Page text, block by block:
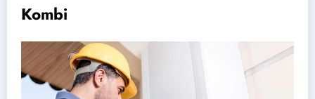
Kombi